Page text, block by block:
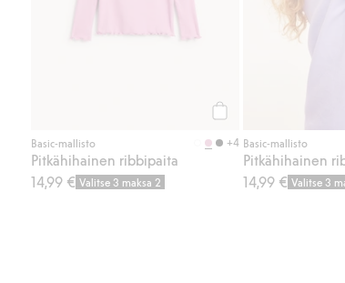
Basic-mallisto +4
Pitkähihainen ribbipaita
14,99 € Valitse 3 maksa 2
Basic-mallisto
Pitkähihainen
14,99 € Valitse 3